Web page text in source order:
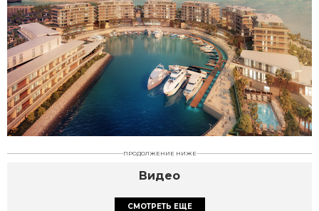
ПРОДОЛЖЕНИЕ НИЖЕ
Видео
СМОТРЕТЬ ЕЩЕ